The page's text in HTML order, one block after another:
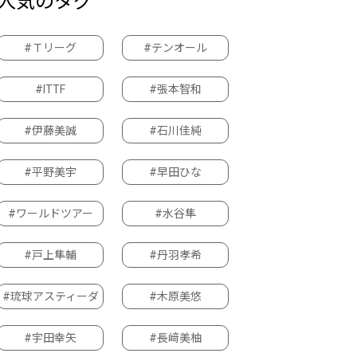
#Ｔリーグ #テンオール
#ITTF #張本智和
#伊藤美誠 #石川佳純
#平野美宇 #早田ひな
#ワールドツアー #水谷隼
#戸上隼輔 #丹羽孝希
#琉球アスティーダ #木原美悠
#宇田幸矢 #長﨑美柚